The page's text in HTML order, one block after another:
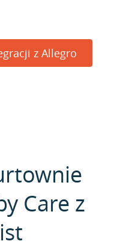
z Allegro
Care z